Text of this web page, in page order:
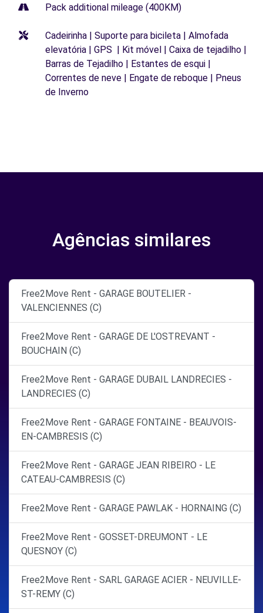
Pack additional mileage (400KM)
Cadeirinha | Suporte para bicileta | Almofada
elevatória | GPS | Kit móvel | Caixa de tejadilho |
Barras de Tejadilho | Estantes de esqui |
Correntes de neve | Engate de reboque | Pneus
de Inverno
Agências similares
Free2Move Rent - GARAGE BOUTELIER -
VALENCIENNES (C)
Free2Move Rent - GARAGE DE L'OSTREVANT -
BOUCHAIN (C)
Free2Move Rent - GARAGE DUBAIL LANDRECIES -
LANDRECIES (C)
Free2Move Rent - GARAGE FONTAINE - BEAUVOIS-
EN-CAMBRESIS (C)
Free2Move Rent - GARAGE JEAN RIBEIRO - LE
CATEAU-CAMBRESIS (C)
Free2Move Rent - GARAGE PAWLAK - HORNAING (C)
Free2Move Rent - GOSSET-DREUMONT - LE
QUESNOY (C)
Free2Move Rent - SARL GARAGE ACIER - NEUVILLE-
ST-REMY (C)